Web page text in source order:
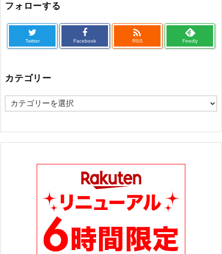
フォローする
Twitter Facebook

RSS Feedly
カテゴリー
カ
ゴ